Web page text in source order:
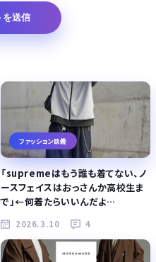
ファッション談義
「supremeはもう誰も着てない、ノ
ースフェイスはおっさんか高校生ま
で」←何着たらいいんだよ…
2026.3.10 4